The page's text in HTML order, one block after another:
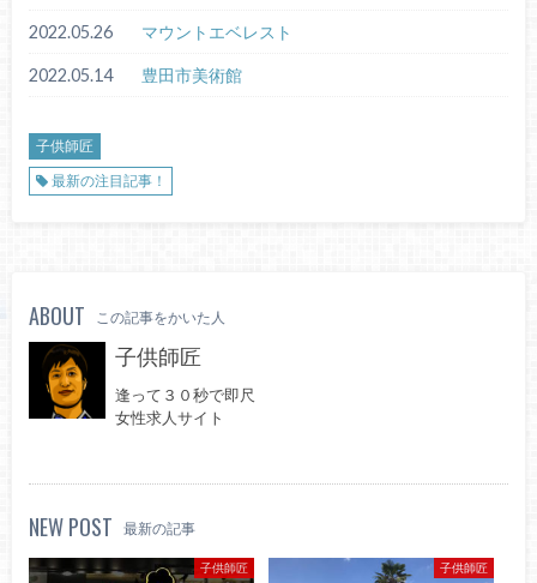
2022.05.26 マウントエベレスト
2022.05.14 豊田市美術館
子供師匠
最新の注目記事！
ABOUT この記事をかいた人
子供師匠
逢って３０秒で即尺
女性求人サイト
NEW POST 最新の記事
子供師匠 子供師匠